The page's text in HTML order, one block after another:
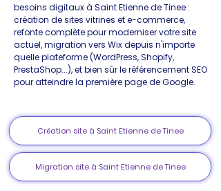
besoins digitaux à Saint Etienne de Tinee :
création de sites vitrines et e-commerce,
refonte complète pour moderniser votre site
actuel, migration vers Wix depuis n'importe
quelle plateforme (WordPress, Shopify,
PrestaShop...), et bien sûr le référencement SEO
pour atteindre la première page de Google.
Création site à Saint Etienne de Tinee
Migration site à Saint Etienne de Tinee